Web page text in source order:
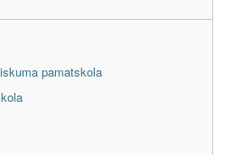
pamatskola